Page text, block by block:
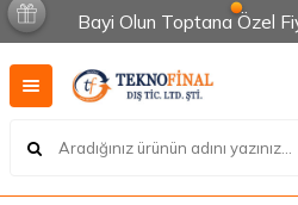
Bayi Olun Toptana Özel